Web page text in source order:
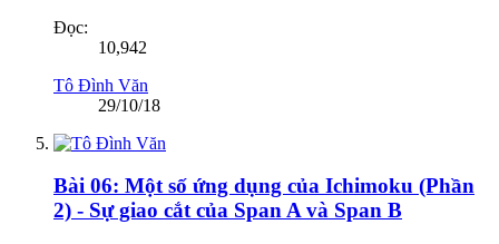
Đọc:
10,942
Tô Đình Văn
29/10/18
Bài 06: Một số ứng dụng của Ichimoku (Phần
2) - Sự giao cắt của Span A và Span B